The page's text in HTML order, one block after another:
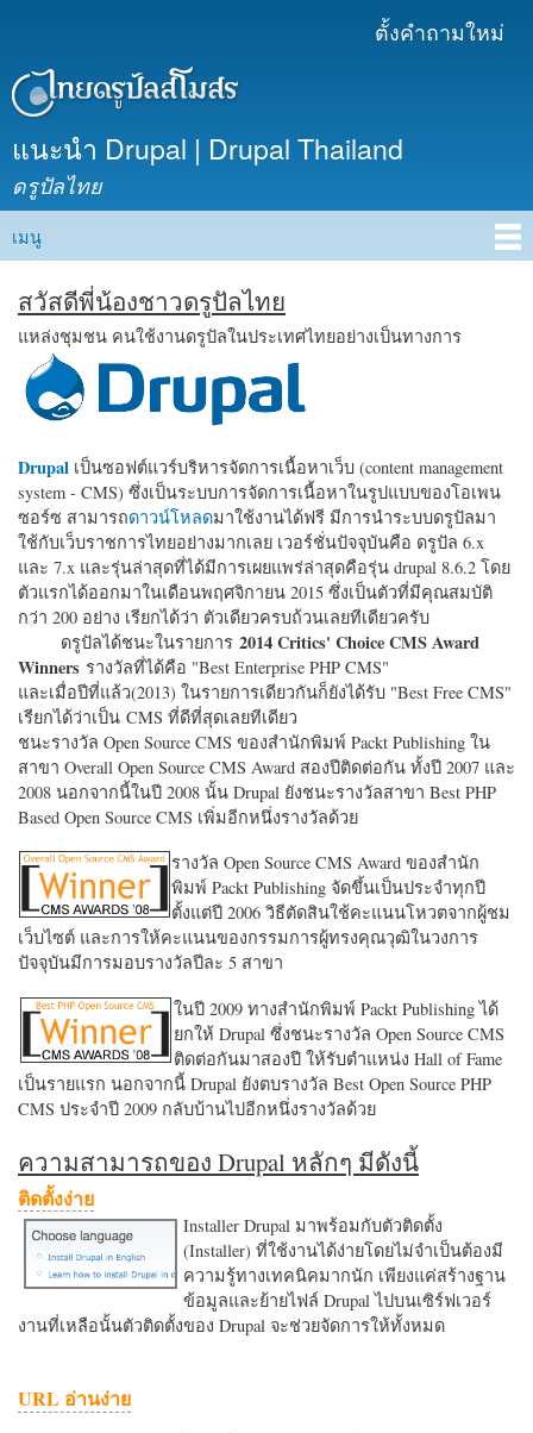
เนื้อหา
ตั้งคำถามใหม่
แนะนำ Drupal | Drupal Thailand
ดรูปัลไทย
Main menu
เมนู
สวัสดีพี่น้องชาวดรูปัลไทย
แหล่งชุมชน คนใช้งานดรูปัลในประเทศไทยอย่างเป็นทางการ
Drupal เป็นซอฟต์แวร์บริหารจัดการเนื้อหาเว็บ (content management
system - CMS) ซึ่งเป็นระบบการจัดการเนื้อหาในรูปแบบของโอเพน
ซอร์ซ สามารถดาวน์โหลดมาใช้งานได้ฟรี มีการนำระบบดรูปัลมา
ใช้กับเว็บราชการไทยอย่างมากเลย เวอร์ชั่นปัจจุบันคือ ดรูปัล 6.x
และ 7.x และรุ่นล่าสุดที่ได้มีการเผยแพร่ล่าสุดคือรุ่น drupal 8.6.2 โดย
ตัวแรกได้ออกมาในเดือนพฤศจิกายน 2015 ซึ่งเป็นตัวที่มีคุณสมบัติ
กว่า 200 อย่าง เรียกได้ว่า ตัวเดียวครบถ้วนเลยทีเดียวครับ
ดรูปัลได้ชนะในรายการ 2014 Critics' Choice CMS Award
Winners รางวัลที่ได้คือ "Best Enterprise PHP CMS"
และเมื่อปีที่แล้ว(2013) ในรายการเดียวกันก็ยังได้รับ "Best Free CMS"
เรียกได้ว่าเป็น CMS ที่ดีที่สุดเลยทีเดียว
ชนะรางวัล Open Source CMS ของสำนักพิมพ์ Packt Publishing ใน
สาขา Overall Open Source CMS Award สองปีติดต่อกัน ทั้งปี 2007 และ
2008 นอกจากนี้ในปี 2008 นั้น Drupal ยังชนะรางวัลสาขา Best PHP
Based Open Source CMS เพิ่มอีกหนึ่งรางวัลด้วย
รางวัล Open Source CMS Award ของสำนัก
พิมพ์ Packt Publishing จัดขึ้นเป็นประจำทุกปี
ตั้งแต่ปี 2006 วิธีตัดสินใช้คะแนนโหวตจากผู้ชม
เว็บไซต์ และการให้คะแนนของกรรมการผู้ทรงคุณวุฒิในวงการ
ปัจจุบันมีการมอบรางวัลปีละ 5 สาขา
ในปี 2009 ทางสำนักพิมพ์ Packt Publishing ได้
ยกให้ Drupal ซึ่งชนะรางวัล Open Source CMS
ติดต่อกันมาสองปี ให้รับตำแหน่ง Hall of Fame
เป็นรายแรก นอกจากนี้ Drupal ยังตบรางวัล Best Open Source PHP
CMS ประจำปี 2009 กลับบ้านไปอีกหนึ่งรางวัลด้วย
ความสามารถของ Drupal หลักๆ มีดังนี้
ติดตั้งง่าย
Installer Drupal มาพร้อมกับตัวติดตั้ง
(Installer) ที่ใช้งานได้ง่ายโดยไม่จำเป็นต้องมี
ความรู้ทางเทคนิคมากนัก เพียงแค่สร้างฐาน
ข้อมูลและย้ายไฟล์ Drupal ไปบนเซิร์ฟเวอร์
งานที่เหลือนั้นตัวติดตั้งของ Drupal จะช่วยจัดการให้ทั้งหมด
URL อ่านง่าย